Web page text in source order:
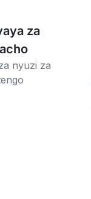
za
nyuzi za